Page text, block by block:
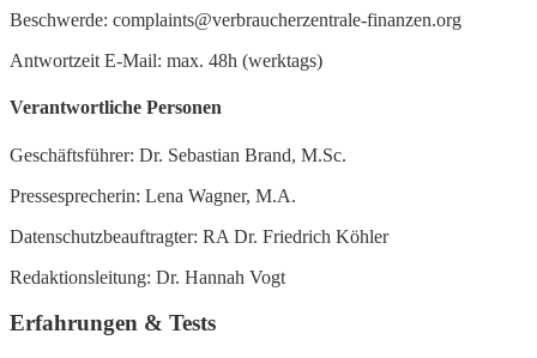
Beschwerde: complaints@verbraucherzentrale-finanzen.org
Antwortzeit E-Mail: max. 48h (werktags)
Verantwortliche Personen
Geschäftsführer: Dr. Sebastian Brand, M.Sc.
Pressesprecherin: Lena Wagner, M.A.
Datenschutzbeauftragter: RA Dr. Friedrich Köhler
Redaktionsleitung: Dr. Hannah Vogt
Erfahrungen & Tests